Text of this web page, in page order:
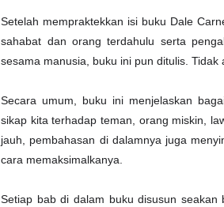
Setelah mempraktekkan isi buku Dale
sahabat dan orang terdahulu serta
sesama manusia, buku ini pun ditulis.
Secara umum, buku ini menjelaskan
sikap kita terhadap teman, orang miskin,
jauh, pembahasan di dalamnya juga
cara memaksimalkanya.
Setiap bab di dalam buku disusun seakan